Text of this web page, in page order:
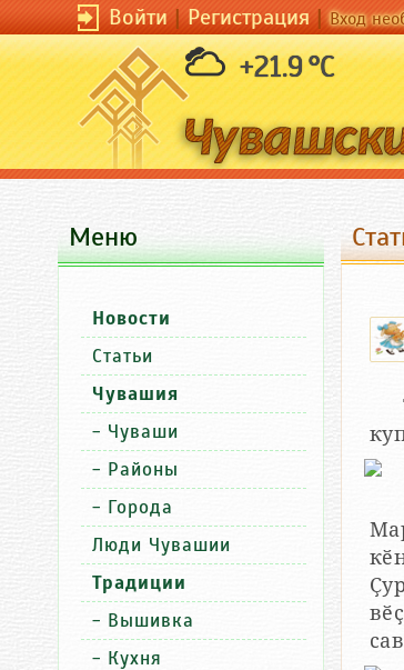
Войти|Регистрация|Вход
+21.9 °C
Меню
Новости
Статьи
Чувашия
- Чуваши
- Районы
- Города
Люди Чувашии
Традиции
- Вышивка
- Кухня